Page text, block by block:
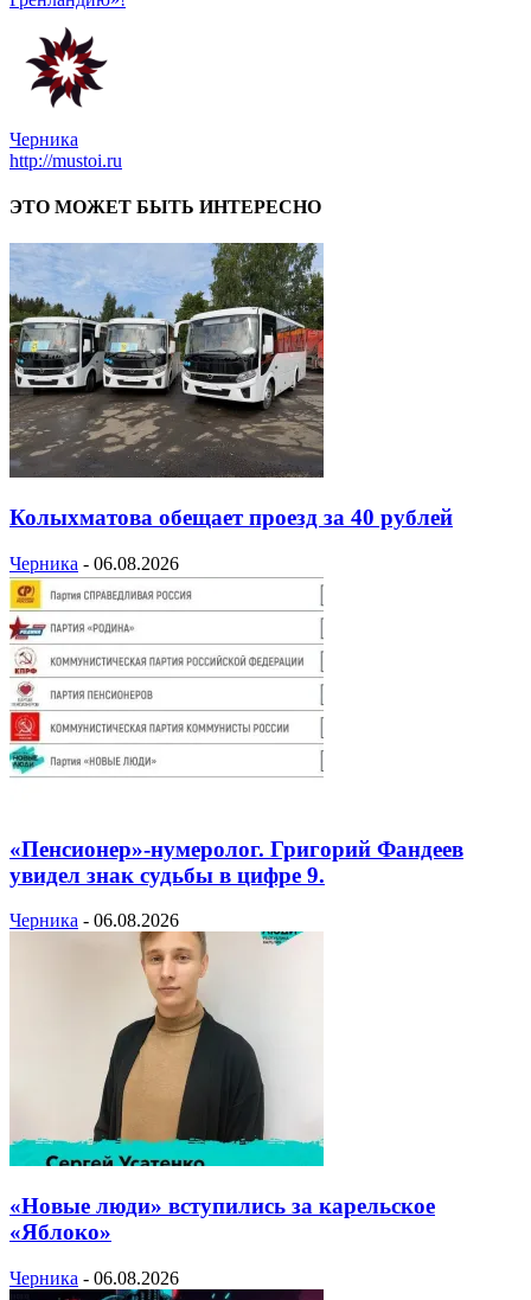
Черника
http://mustoi.ru
ЭТО МОЖЕТ БЫТЬ ИНТЕРЕСНО
Колыхматова обещает проезд за 40 рублей
Черника - 06.08.2026
«Пенсионер»-нумеролог. Григорий Фандеев
увидел знак судьбы в цифре 9.
Черника - 06.08.2026
«Новые люди» вступились за карельское
«Яблоко»
Черника - 06.08.2026